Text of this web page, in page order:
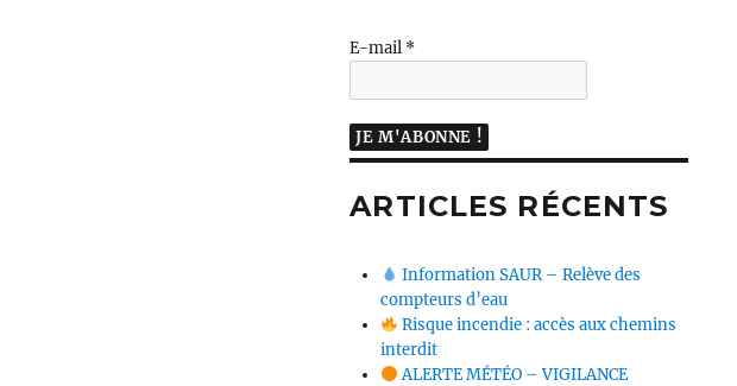
E-mail *
ARTICLES RÉCENTS
Information SAUR – Relève des
compteurs d’eau
Risque incendie : accès aux chemins
interdit
ALERTE MÉTÉO – VIGILANCE